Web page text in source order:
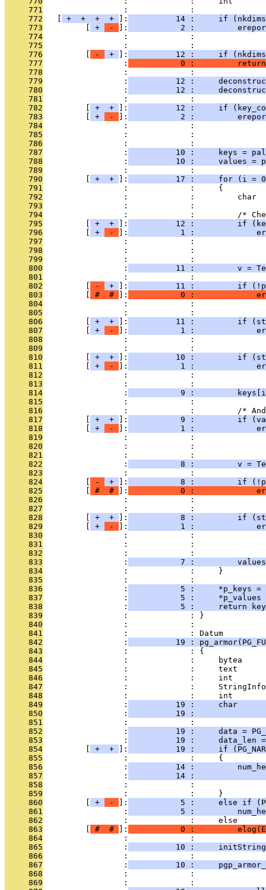
     771
                 :             :
     772
+ + + + ]:
14 :     if
     773
+ - ]:
2 :
     774
:             :
     775
:             :
     776
- + ]:
12 :     if
     777
                 :
0 :
     778
                 :             :
     779
                 :
12 :
     780
                 :
12 :
     781
                 :             :
     782
+ + ]:
12 :     if
     783
+ - ]:
2 :
     784
:             :
     785
:             :
     786
                 :             :
     787
                 :
10 :     keys =
     788
                 :
10 :     values =
     789
                 :             :
     790
+ + ]:
17 :     for (i =
     791
                 :             :     {
     792
:             :         char
     793
                 :             :
     794
:             :         /*
     795
+ + ]:
12 :         if
     796
+ - ]:
1 :
     797
:             :
     798
:             :
     799
                 :             :
     800
                 :
11 :         v =
     801
                 :             :
     802
- + ]:
11 :         if
     803
# # ]:
0 :
     804
:             :
     805
:             :
     806
+ + ]:
11 :         if
     807
+ - ]:
1 :
     808
:             :
     809
:             :
     810
+ + ]:
10 :         if
     811
+ - ]:
1 :
     812
:             :
     813
:             :
     814
                 :
9 :
     815
                 :             :
     816
:             :         /*
     817
+ + ]:
9 :         if
     818
+ - ]:
1 :
     819
:             :
     820
:             :
     821
                 :             :
     822
                 :
8 :         v =
     823
                 :             :
     824
- + ]:
8 :         if
     825
# # ]:
0 :
     826
:             :
     827
:             :
     828
+ + ]:
8 :         if
     829
+ - ]:
1 :
     830
:             :
     831
:             :
     832
                 :             :
     833
                 :
7 :
     834
                 :             :     }
     835
                 :             :
     836
                 :
5 :     *p_keys =
     837
                 :
5 :     *p_values
     838
                 :
5 :     return
     839
                 :             : }
     840
                 :             :
     841
                 :             : Datum
     842
                 :
19 :
     843
                 :             : {
     844
:             :     bytea
     845
:             :     text
     846
:             :     int
     847
:             :
     848
:             :     int
     849
                 :
19 :     char
     850
                 :
19 :
     851
                 :             :
     852
                 :
19 :     data =
     853
                 :
19 :     data_len
     854
+ + ]:
19 :     if
     855
                 :             :     {
     856
                 :
14 :
     857
                 :
14 :
     858
:             :
     859
                 :             :     }
     860
+ - ]:
5 :     else if
     861
                 :
5 :
     862
                 :             :     else
     863
# # ]:
0 :
     864
                 :             :
     865
                 :
10 :
     866
                 :             :
     867
                 :
10 :
     868
:             :
     869
                 :             :